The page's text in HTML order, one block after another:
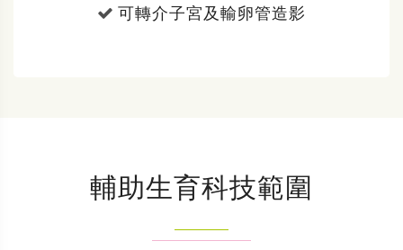
可轉介子宮及輸卵管造影
輔助生育科技範圍